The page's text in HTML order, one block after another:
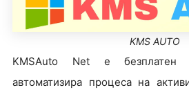
KMS AUTO
KMSAuto Net е безплатен
автоматизира процеса на